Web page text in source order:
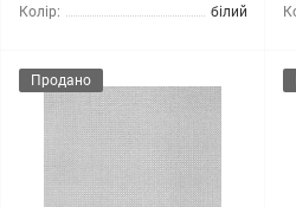
Колір:
білий
Продано